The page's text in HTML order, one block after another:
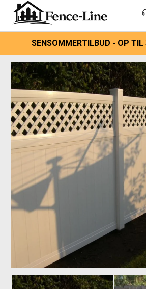
SENSOMMERTILBUD - OP